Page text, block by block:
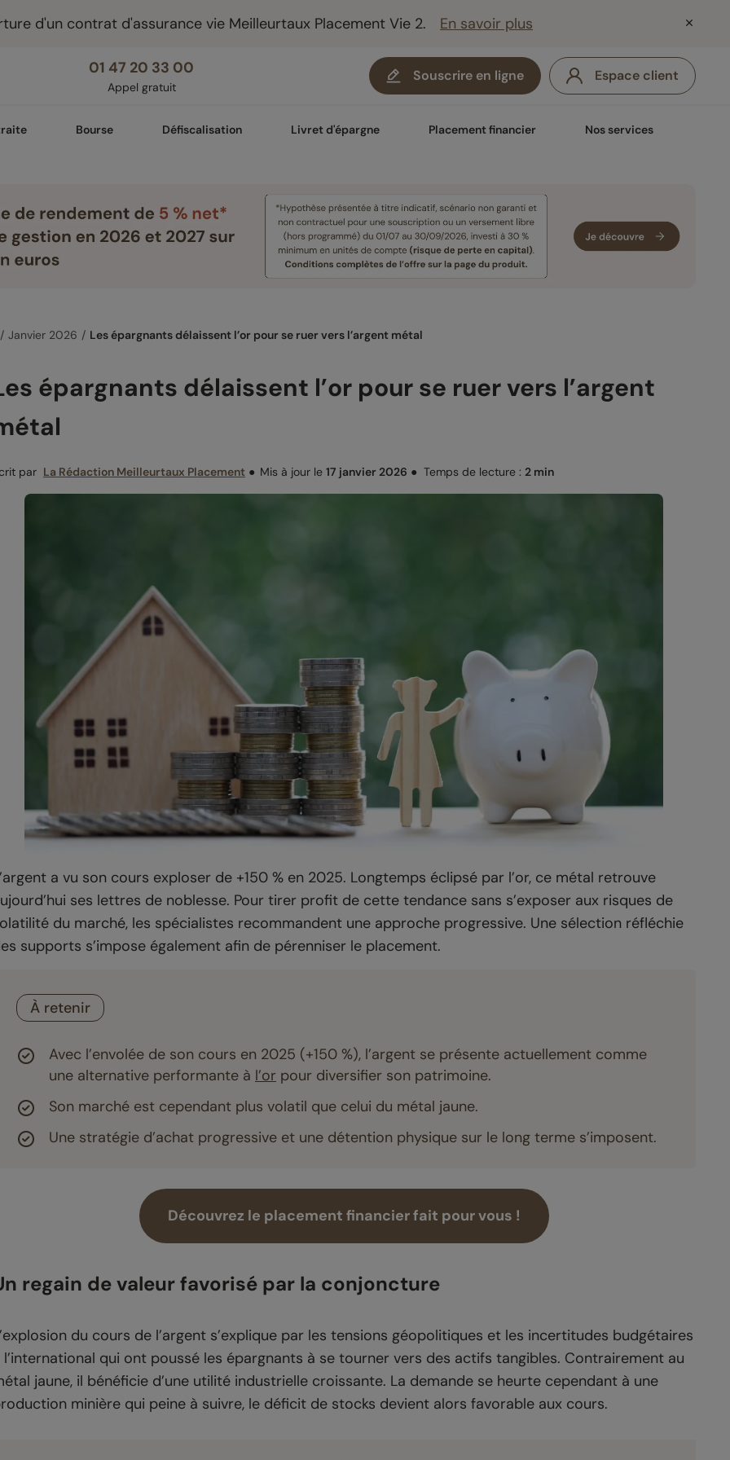
d'un contrat d'assurance vie Meilleurtaux Placement Vie 2. En savoir plus
01 47 20 33 00
Appel gratuit
Souscrire en ligne Espace client
Bourse Défiscalisation Livret d'épargne Placement financier Nos services
Janvier 2026 Les épargnants délaissent l’or pour se ruer vers l’argent métal
épargnants délaissent l’or pour se ruer vers l’argent
par La Rédaction Meilleurtaux Placement ● Mis à jour le 17 janvier 2026 ● Temps de lecture : 2 min
a vu son cours exploser de +150 % en 2025. Longtemps éclipsé par l’or, ce métal retrouve
ses lettres de noblesse. Pour tirer profit de cette tendance sans s’exposer aux risques de
du marché, les spécialistes recommandent une approche progressive. Une sélection réfléchie
supports s’impose également afin de pérenniser le placement.
À retenir
Avec l’envolée de son cours en 2025 (+150 %), l’argent se présente actuellement comme
une alternative performante à l’or pour diversifier son patrimoine.
Son marché est cependant plus volatil que celui du métal jaune.
Une stratégie d’achat progressive et une détention physique sur le long terme s’imposent.
Découvrez le placement financier fait pour vous !
regain de valeur favorisé par la conjoncture
du cours de l’argent s’explique par les tensions géopolitiques et les incertitudes budgétaires
l’international qui ont poussé les épargnants à se tourner vers des actifs tangibles. Contrairement au
jaune, il bénéficie d’une utilité industrielle croissante. La demande se heurte cependant à une
minière qui peine à suivre, le déficit de stocks devient alors favorable aux cours.